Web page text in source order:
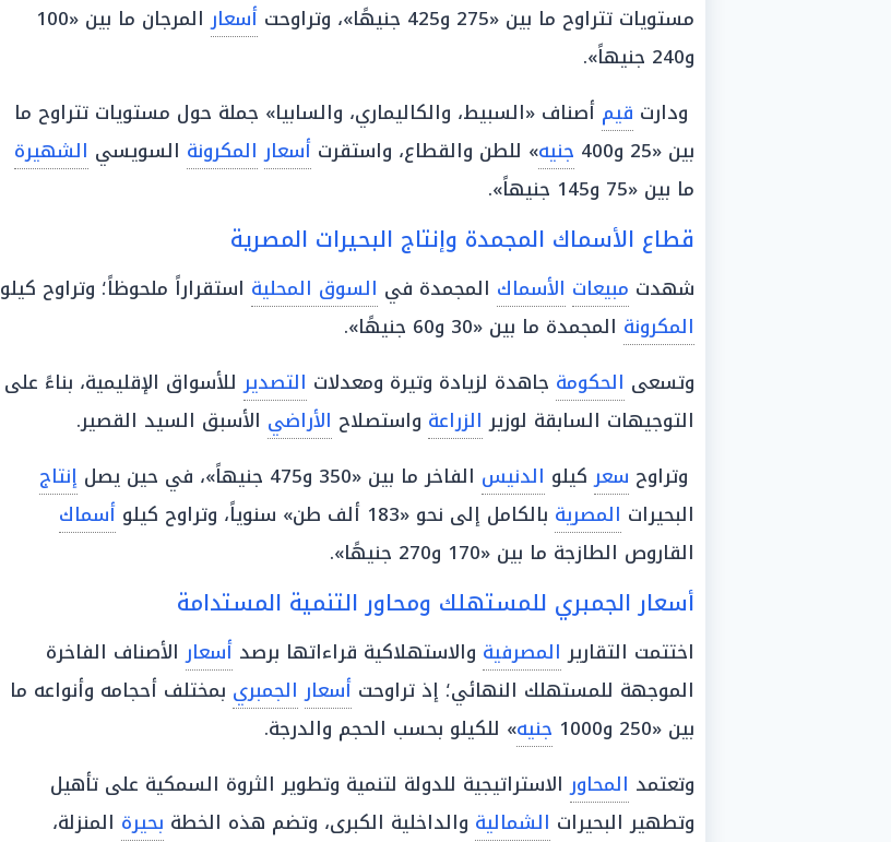
مستويات تتراوح ما بين «275 و425 جنيهًا»، وتراوحت
أسعار
المرجان ما بين «100
و240 جنيهاً».
ودارت قيم أصناف «السبيط، والكاليماري، والسابيا» جملة حول مستويات تتراوح ما
بين «25 و400
جنيه» للطن والقطاع، واستقرت أسعار المكرونة السويسي الشهيرة
ما بين «75 و145 جنيهاً».
قطاع الأسماك المجمدة وإنتاج البحيرات المصرية
شهدت مبيعات الأسماك المجمدة في السوق المحلية استقراراً ملحوظاً؛ وتراوح كيلو
المكرونة المجمدة ما بين «30 و60 جنيهًا».
وتسعى الحكومة جاهدة لزيادة وتيرة ومعدلات التصديرللأسواق الإقليمية، بناءً على
التوجيهات السابقة لوزير الزراعة واستصلاح الأراضي الأسبق السيد القصير.
وتراوح سعركيلو الدنيس الفاخر ما بين «350 و475 جنيهاً»، في حين يصل
إنتاج
البحيرات المصرية بالكامل إلى نحو «183 ألف طن» سنوياً، وتراوح كيلو
أسماك
القاروص الطازجة ما بين «170 و270 جنيهًا».
أسعار الجمبري للمستهلك ومحاور التنمية المستدامة
اختتمت التقارير المصرفية والاستهلاكية قراءاتها برصد أسعارالأصناف الفاخرة
الموجهة للمستهلك النهائي؛ إذ تراوحت أسعار الجمبري بمختلف أحجامه وأنواعه ما
بين «250 و1000
جنيه» للكيلو بحسب الحجم والدرجة.
وتعتمد المحاورالاستراتيجية للدولة لتنمية وتطوير الثروة السمكية على تأهيل
وتطهير البحيرات الشمالية والداخلية الكبرى، وتضم هذه الخطة بحيرة المنزلة،